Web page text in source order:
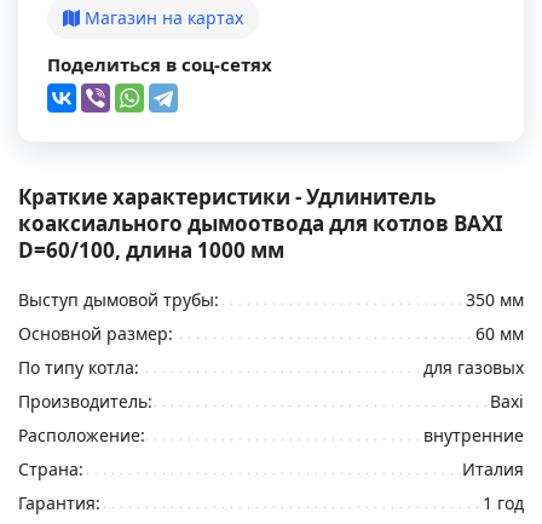
Магазин на картах
Поделиться в соц-сетях
Краткие характеристики - Удлинитель
коаксиального дымоотвода для котлов BAXI
D=60/100, длина 1000 мм
Выступ дымовой трубы:
350 мм
Основной размер:
60 мм
По типу котла:
для газовых
Производитель:
Baxi
Расположение:
внутренние
Страна:
Италия
Гарантия:
1 год